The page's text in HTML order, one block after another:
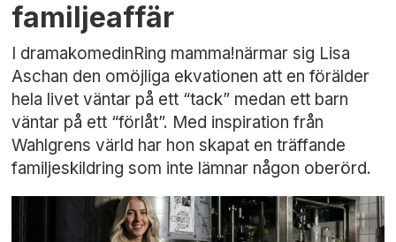
familjeaffär
I dramakomedinRing mamma!närmar sig Lisa
Aschan den omöjliga ekvationen att en förälder
hela livet väntar på ett “tack” medan ett barn
väntar på ett “förlåt”. Med inspiration från
Wahlgrens värld har hon skapat en träffande
familjeskildring som inte lämnar någon oberörd.